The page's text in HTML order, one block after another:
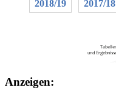
2018/19 2017/18
Anzeigen: